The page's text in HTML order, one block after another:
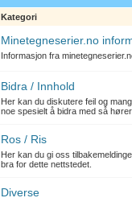
Kategori
Minetegneserier.no
Informasjon fra
Bidra / Innhold
Her kan du diskutere feil og
noe spesielt å bidra med så
Ros / Ris
Her kan du gi oss
bra for dette nettstedet.
Diverse